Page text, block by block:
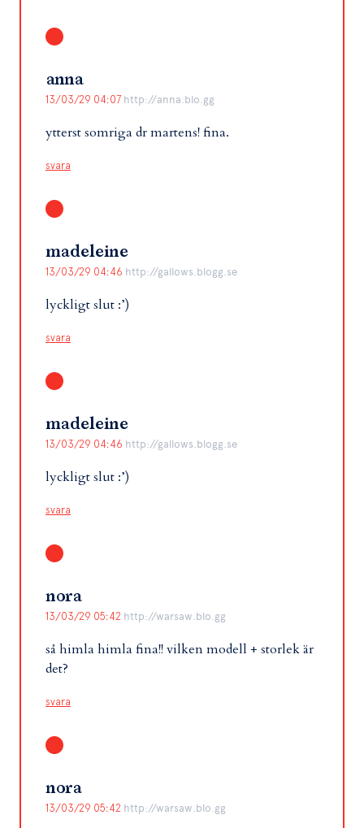
anna
13/03/29 04:07 http://anna.blo.gg
ytterst somriga dr martens! fina.
svara
madeleine
13/03/29 04:46 http://gallows.blogg.se
lyckligt slut :’)
svara
madeleine
13/03/29 04:46 http://gallows.blogg.se
lyckligt slut :’)
svara
nora
13/03/29 05:42 http://warsaw.blo.gg
så himla himla fina!! vilken modell + storlek är
det?
svara
nora
13/03/29 05:42 http://warsaw.blo.gg